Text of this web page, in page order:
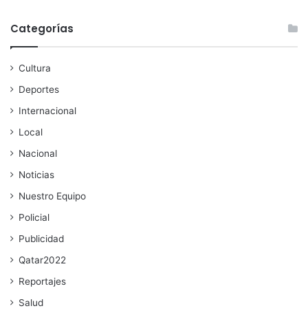
Categorías
Cultura
Deportes
Internacional
Local
Nacional
Noticias
Nuestro Equipo
Policial
Publicidad
Qatar2022
Reportajes
Salud